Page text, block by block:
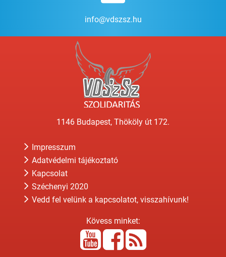
info@vdszsz.hu
1146 Budapest, Thököly út 172.
Impresszum
Adatvédelmi tájékoztató
Kapcsolat
Széchenyi 2020
Vedd fel velünk a kapcsolatot, visszahívunk!
Kövess minket: